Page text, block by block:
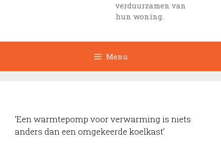
verduurzamen van
hun woning.
Menu
‘Een warmtepomp voor verwarming is niets
anders dan een omgekeerde koelkast’